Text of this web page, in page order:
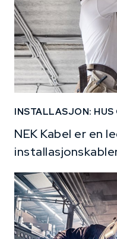
INSTALLASJON: HUS
NEK Kabel er en